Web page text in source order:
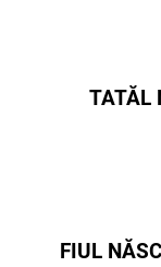
TATĂL
FIUL